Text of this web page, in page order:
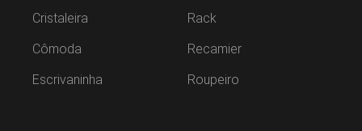
Cristaleira
Cômoda
Escrivaninha
Rack
Recamier
Roupeiro